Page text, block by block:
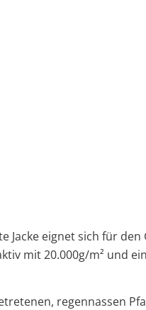
eignet sich für den
mit 20.000g/m² und
regennassen